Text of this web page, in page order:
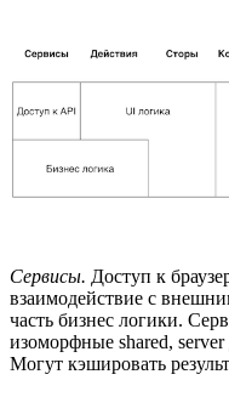
Сервисы. Доступ к
взаимодействие с
часть бизнес логики.
изоморфные shared, server
Могут кэшировать